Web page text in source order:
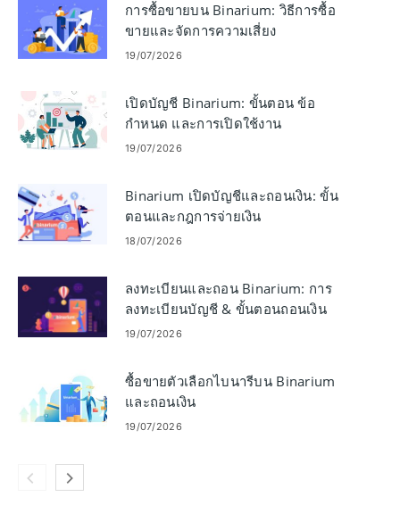
การซื้อขายบน Binarium: วิธีการซื้อ
ขายและจัดการความเสี่ยง
19/07/2026
เปิดบัญชี Binarium: ขั้นตอน ข้อ
กำหนด และการเปิดใช้งาน
19/07/2026
Binarium เปิดบัญชีและถอนเงิน: ขั้น
ตอนและกฎการจ่ายเงิน
18/07/2026
ลงทะเบียนและถอน Binarium: การ
ลงทะเบียนบัญชี & ขั้นตอนถอนเงิน
19/07/2026
ซื้อขายตัวเลือกไบนารีบน Binarium
และถอนเงิน
19/07/2026